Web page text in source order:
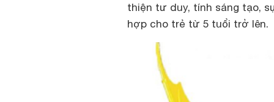
thiện tư duy, tính sáng tạo,
hợp cho trẻ từ 5 tuổi trở lên.